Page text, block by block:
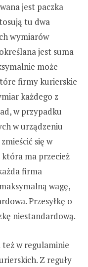
jest paczka
tu dwa
wymiarów
jest suma
może
firmy kurierskie
każdego z
w przypadku
w urządzeniu
się w
ma przecież
firma
wagę,
Przesyłkę o
niestandardową.
w regulaminie
Z reguły